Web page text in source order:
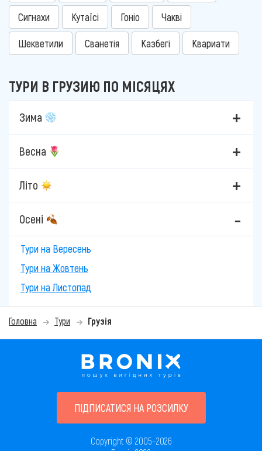
Сигнахи Кутаїсі Гоніо Чакві
Шекветили Сванетія Казбегі Квариати
ТУРИ В ГРУЗИЮ ПО МІСЯЦЯХ
Зима
Весна
Літо
Осені
Тури на Вересень
Тури на Жовтень
Тури на Листопад
Головна Тури Грузія
ПІДПИСАТИСЯ НА РОЗСИЛКУ
Copyright © 2005–2026